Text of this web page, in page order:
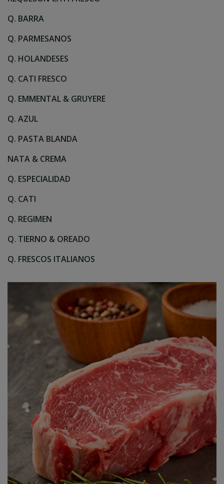
Q. BARRA
Q. PARMESANOS
Q. HOLANDESES
Q. CATI FRESCO
Q. EMMENTAL & GRUYERE
Q. AZUL
Q. PASTA BLANDA
NATA & CREMA
Q. ESPECIALIDAD
Q. CATI
Q. REGIMEN
Q. TIERNO & OREADO
Q. FRESCOS ITALIANOS